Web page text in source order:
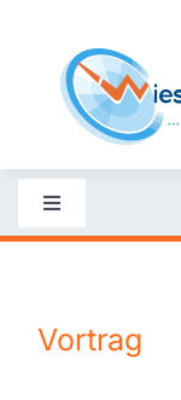
content
Toggle
Navigation
Nachrichten
Vortrag